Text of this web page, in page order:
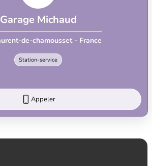
Garage Michaud
de-chamousset - France
Station-service
Appeler